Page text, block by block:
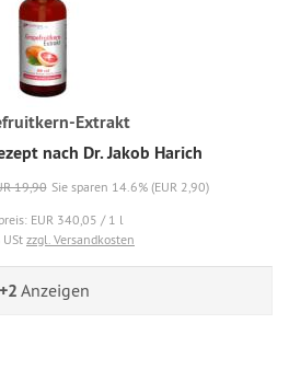
Extrakt
nach Dr. Jakob Harich
19,90 Sie sparen 14.6% (EUR 2,90)
EUR 340,05 / 1 l
USt zzgl. Versandkosten
+2 Anzeigen